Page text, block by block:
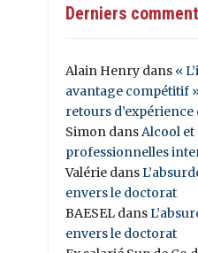
Derniers
Alain Henry dans «
avantage compétitif
retours
Simon dansAlcool
professionnelles
Valérie dans
envers le doctorat
BAESEL dans
envers le doctorat